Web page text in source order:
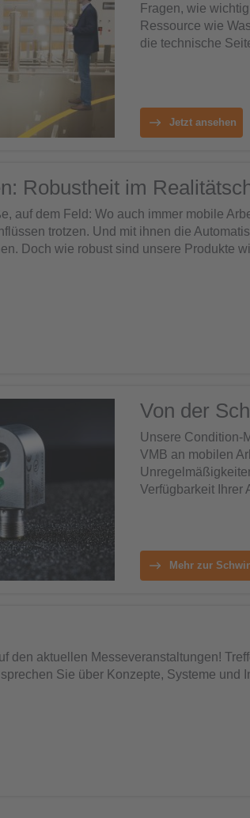
Fragen, wie
Ressource wie
die technische
Jetzt ansehen
Robustheit im
auf dem Feld: Wo auch immer mobile
trotzen. Und mit ihnen die
Doch wie robust sind unsere Produkte
Von der
Unsere Condition-
VMB an mobilen
Verfügbarkeit Ihrer
Mehr zur
den aktuellen Messeveranstaltungen!
Sie über Konzepte, Systeme und